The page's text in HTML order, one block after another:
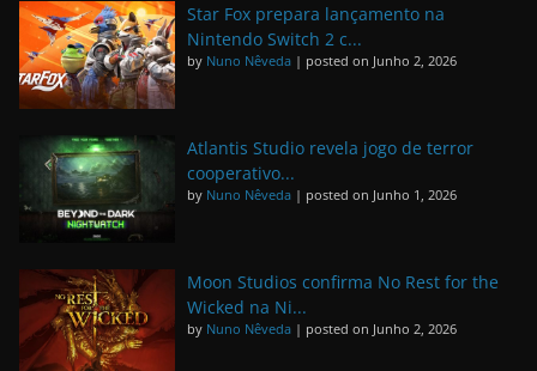
Star Fox prepara lançamento na
Nintendo Switch 2 c...
by Nuno Nêveda | posted on Junho 2, 2026
Atlantis Studio revela jogo de terror
cooperativo...
by Nuno Nêveda | posted on Junho 1, 2026
Moon Studios confirma No Rest for the
Wicked na Ni...
by Nuno Nêveda | posted on Junho 2, 2026